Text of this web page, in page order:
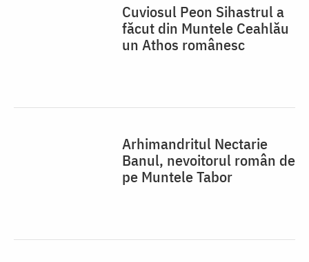
Cuviosul Peon Sihastrul a
făcut din Muntele Ceahlău
un Athos românesc
Arhimandritul Nectarie
Banul, nevoitorul român de
pe Muntele Tabor